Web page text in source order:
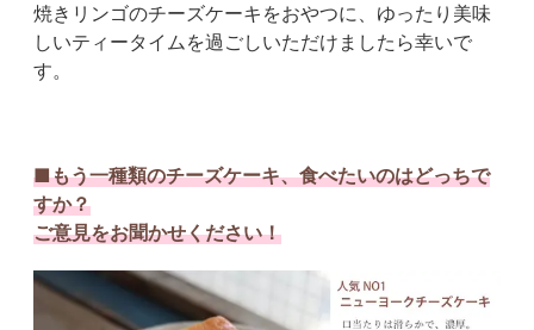
焼きリンゴのチーズケーキをおやつに、ゆったり美味
しいティータイムを過ごしいただけましたら幸いで
す。
■もう一種類のチーズケーキ、食べたいのはどっちで
すか？
ご意見をお聞かせください！